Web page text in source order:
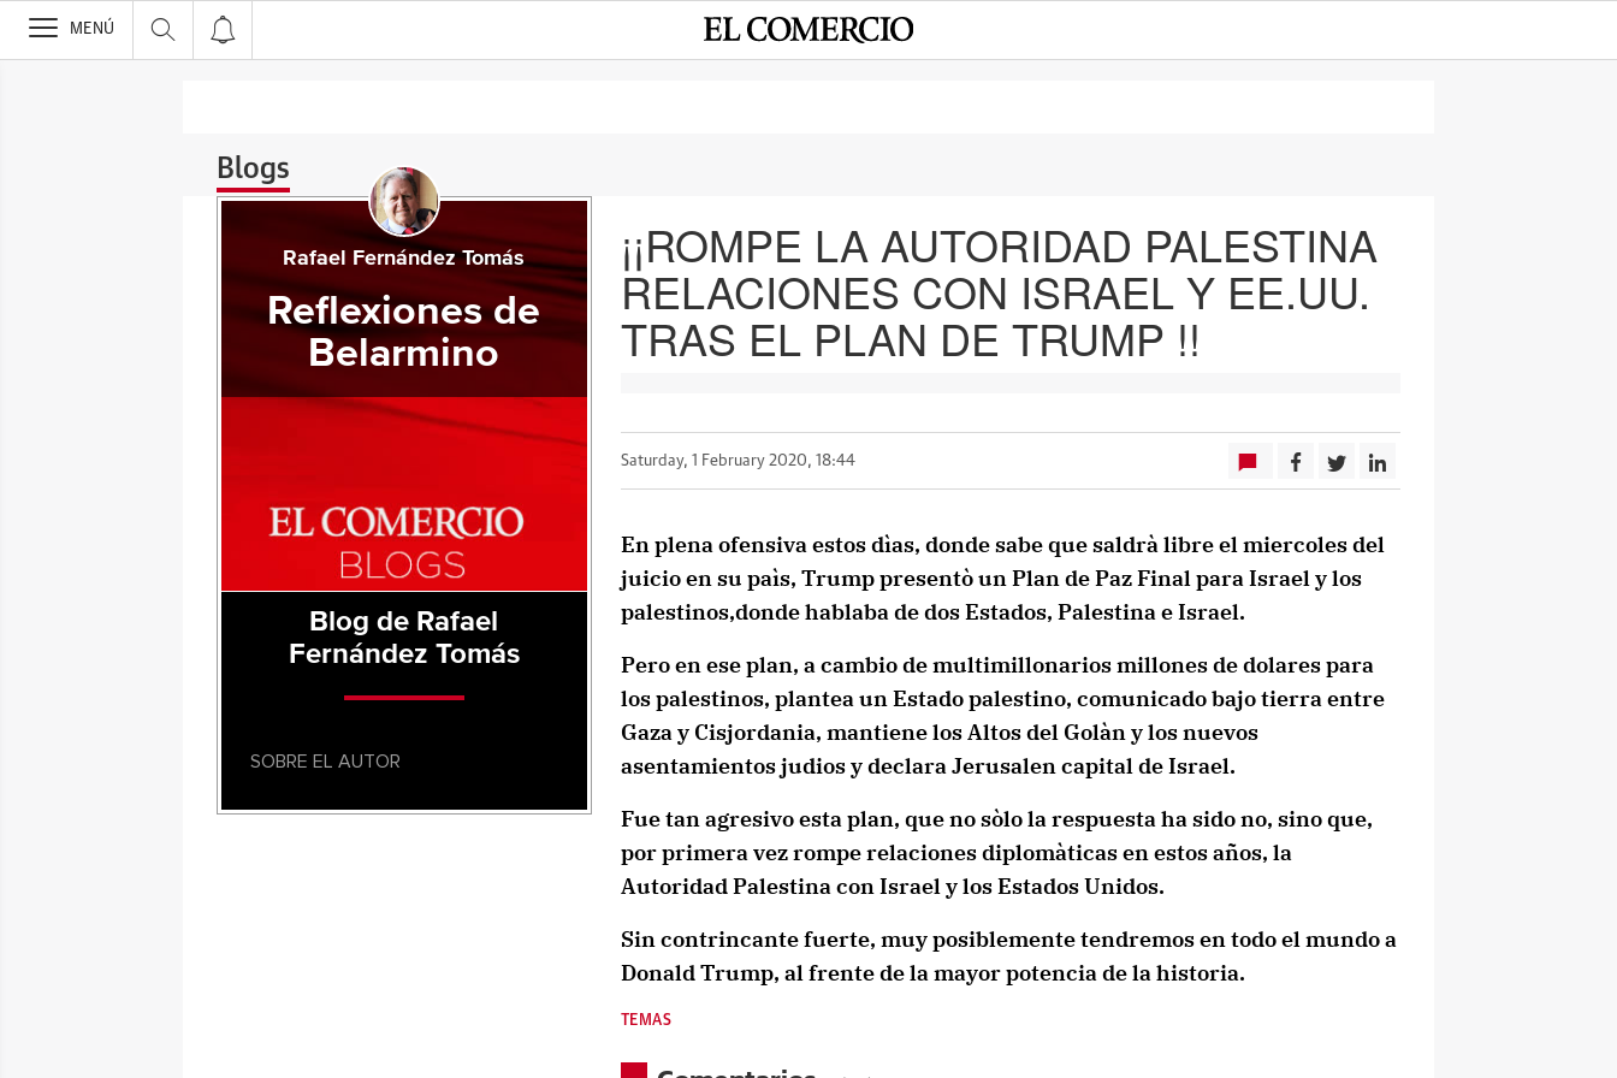
>
MENÚ
Blogs
¡¡ROMPE LA AUTORIDAD PALESTINA
RELACIONES CON ISRAEL Y EE.UU.
TRAS EL PLAN DE TRUMP !!
Saturday, 1 February 2020, 18:44
En plena ofensiva estos dìas, donde sabe que saldrà libre el miercoles del
juicio en su paìs, Trump presentò un Plan de Paz Final para Israel y los
palestinos,donde hablaba de dos Estados, Palestina e Israel.
Pero en ese plan, a cambio de multimillonarios millones de dolares para
los palestinos, plantea un Estado palestino, comunicado bajo tierra entre
Gaza y Cisjordania, mantiene los Altos del Golàn y los nuevos
asentamientos judios y declara Jerusalen capital de Israel.
Fue tan agresivo esta plan, que no sòlo la respuesta ha sido no, sino que,
por primera vez rompe relaciones diplomàticas en estos años, la
Autoridad Palestina con Israel y los Estados Unidos.
Sin contrincante fuerte, muy posiblemente tendremos en todo el mundo a
Donald Trump, al frente de la mayor potencia de la historia.
TEMAS
Rafael Fernández Tomás
Reflexiones de
Belarmino
Blog de Rafael
Fernández Tomás
SOBRE EL AUTOR